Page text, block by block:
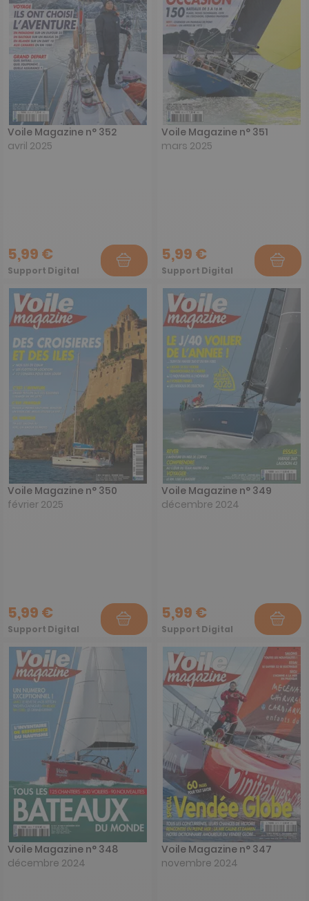
Voile Magazine n° 352
avril 2025
5,99 €
Support Digital
Voile Magazine n° 351
mars 2025
5,99 €
Support Digital
Voile Magazine n° 350
février 2025
5,99 €
Support Digital
Voile Magazine n° 349
décembre 2024
5,99 €
Support Digital
Voile Magazine n° 348
décembre 2024
Voile Magazine n° 347
novembre 2024